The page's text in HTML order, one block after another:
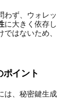
わず、ウォレッ
に大きく依存し
はないため、
ポイント
は、秘密鍵生成